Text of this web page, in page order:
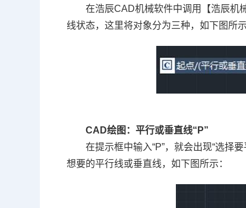
在浩辰CAD机械软件中调用【浩辰机
线状态，这里将对象分为三种，如下图所示
CAD绘图 ：平行或垂直线“P”
在提示框中输入“P”，就会出现“选择要
想要的平行线或垂直线，如下图所示：